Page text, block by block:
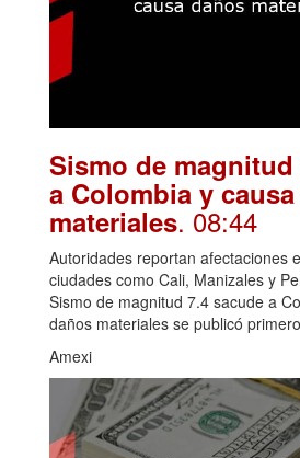
Sismo de magnitud
a Colombia y
materiales. 08:44
Autoridades reportan afectaciones
ciudades como Cali, Manizales y
Sismo de magnitud 7.4 sacude a
daños materiales se publicó
Amexi